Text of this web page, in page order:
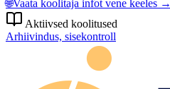
🌐Vaata koolitaja infot vene keeles →
Aktiivsed koolitused
Arhiivindus, sisekontroll